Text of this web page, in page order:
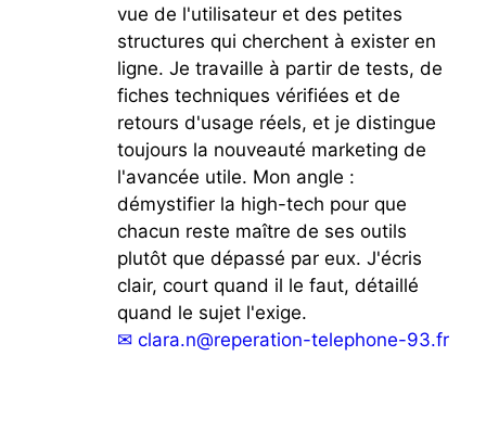
vue de l'utilisateur et des petites
structures qui cherchent à exister en
ligne. Je travaille à partir de tests, de
fiches techniques vérifiées et de
retours d'usage réels, et je distingue
toujours la nouveauté marketing de
l'avancée utile. Mon angle :
démystifier la high-tech pour que
chacun reste maître de ses outils
plutôt que dépassé par eux. J'écris
clair, court quand il le faut, détaillé
quand le sujet l'exige.
✉ clara.n@reperation-telephone-93.fr